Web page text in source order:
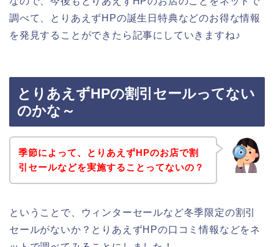
調べて、とりあえずHPの誕生日特典などのお得な情報
を発見することができたら記事にしていきますね♪
とりあえずHPの割引セールってない
のかな～
季節によって、とりあえずHPのお店で割
引セールなどを実施することってないの？
ということで、ウィンターセールなど冬季限定の割引
セールがないか？とりあえずHPの口コミ情報などをネ